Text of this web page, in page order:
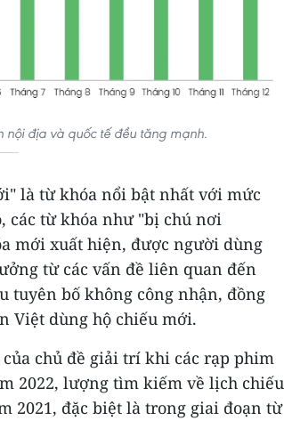
nội địa và quốc tế đều tăng mạnh.
là từ khóa nổi bật nhất với mức
các từ khóa như "bị chú nơi
mới xuất hiện, được người dùng
từ các vấn đề liên quan đến
tuyên bố không công nhận, đồng
Việt dùng hộ chiếu mới.
chủ đề giải trí khi các rạp phim
2022, lượng tìm kiếm về lịch chiếu
2021, đặc biệt là trong giai đoạn từ